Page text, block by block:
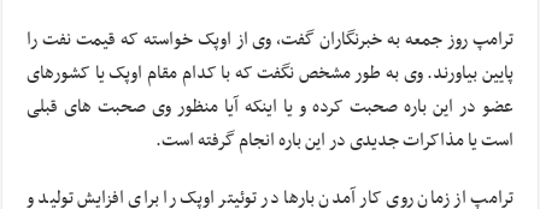
ترامپ روز جمعه به خبرنگاران گفت، وی از اوپک خواسته که قیمت نفت را
پایین بیاورند. وی به طور مشخص نگفت که با کدام مقام اوپک یا کشورهای
عضو در این باره صحبت کرده و یا اینکه آیا منظور وی صحبت های قبلی
است یا مذاکرات جدیدی در این باره انجام گرفته است.
ترامپ از زمان روی کار آمدن بارها در توئیتر اوپک را برای افزایش تولید و